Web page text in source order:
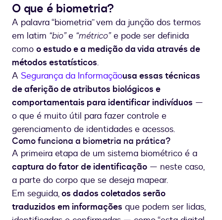
O que é biometria?
A palavra “biometria” vem da junção dos termos
em latim “bio”e “métrico”e pode ser definida
como o estudo e a medição da vida através de
métodos estatísticos.
A Segurança da Informaçãousa essas técnicas
de aferição de atributos biológicos e
comportamentais para identificar indivíduos —
o que é muito útil para fazer controle e
gerenciamento de identidades e acessos.
Como funciona a biometria na prática?
A primeira etapa de um sistema biométrico é a
captura do fator de identificação — neste caso,
a parte do corpo que se deseja mapear.
Em seguida,os dados coletados serão
traduzidos em informações que podem ser lidas,